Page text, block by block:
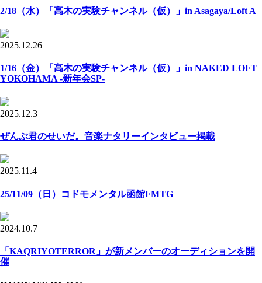
2/18（水）「高木の実験チャンネル（仮）」in Asagaya/Loft A
2025.12.26
1/16（金）「高木の実験チャンネル（仮）」in NAKED LOFT
YOKOHAMA -新年会SP-
2025.12.3
ぜんぶ君のせいだ。音楽ナタリーインタビュー掲載
2025.11.4
25/11/09（日）コドモメンタル函館FMTG
2024.10.7
「KAQRIYOTERROR」が新メンバーのオーディションを開
催